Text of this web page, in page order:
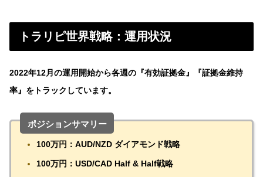
トラリピ世界戦略：運用状況
2022年12月の運用開始から各週の『有効証拠金』『証拠金維持
率』をトラックしています。
ポジションサマリー
100万円：AUD/NZD ダイアモンド戦略
100万円：USD/CAD Half & Half戦略